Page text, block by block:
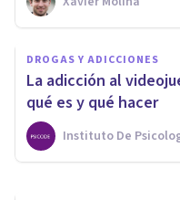
DROGAS Y ADICCIONES
La adicción al
qué es y qué hacer
Instituto De
Las claves
adicción
Centro De Terapia